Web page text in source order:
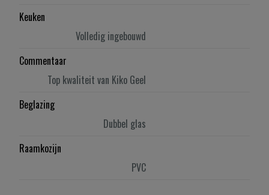
Keuken
Volledig ingebouwd
Commentaar
Top kwaliteit van Kiko Geel
Beglazing
Dubbel glas
Raamkozijn
PVC